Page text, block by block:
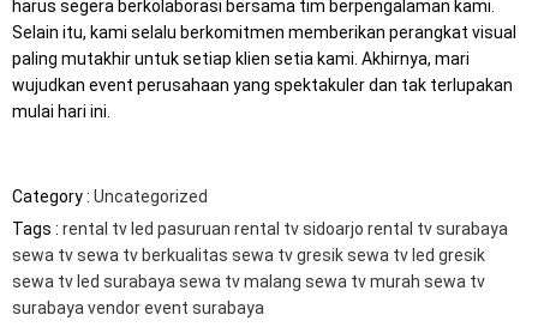
harus segera berkolaborasi bersama tim berpengalaman kami.
Selain itu, kami selalu berkomitmen memberikan perangkat visual
paling mutakhir untuk setiap klien setia kami. Akhirnya, mari
wujudkan event perusahaan yang spektakuler dan tak terlupakan
mulai hari ini.
Category : Uncategorized
Tags : rental tv led pasuruan rental tv sidoarjo rental tv surabaya
sewa tvsewa tv berkualitas sewa tv gresiksewa tv led gresik
sewa tv led surabayasewa tv malang sewa tv murah sewa tv
surabayavendor event surabaya